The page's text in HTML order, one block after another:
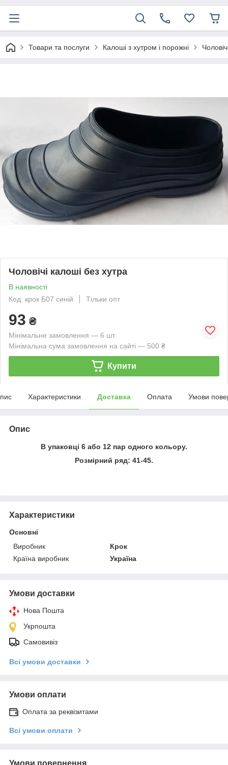
Товари та послуги Калоші з хутром і порожні
Чоловічі калоші без хутра
В наявності
Код: крок Б07 синій
Тільки опт
93 ₴
Мінімальне замовлення — 6 шт.
Мінімальна сума замовлення на сайті — 500 ₴
Купити
Характеристики Доставка Оплата Умови
Опис
В упаковці 6 або 12 пар одного кольору.
Розмірний ряд: 41-45.
Характеристики
Основні
Виробник
Крок
Країна виробник
Україна
Умови доставки
Нова Пошта
Укрпошта
Самовивіз
Всі умови доставки
Умови оплати
Оплата за реквізитами
Всі умови оплати
Умови повернення